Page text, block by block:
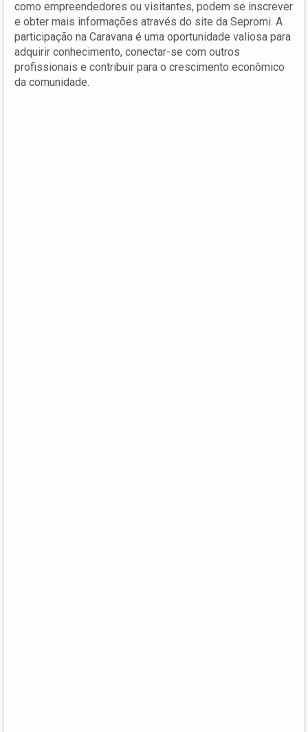
como empreendedores ou visitantes, podem se inscrever
e obter mais informações através do site da Sepromi. A
participação na Caravana é uma oportunidade valiosa para
adquirir conhecimento, conectar-se com outros
profissionais e contribuir para o crescimento econômico
da comunidade.